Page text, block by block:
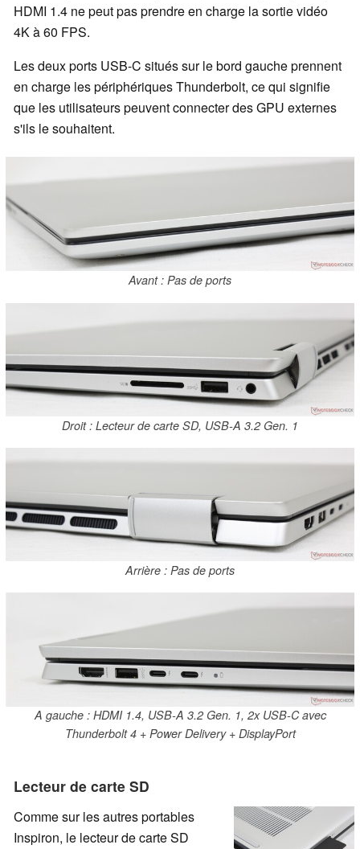
HDMI 1.4 ne peut pas prendre en charge la sortie vidéo
4K à 60 FPS.
Les deux ports USB-C situés sur le bord gauche prennent
en charge les périphériques Thunderbolt, ce qui signifie
que les utilisateurs peuvent connecter des GPU externes
s'ils le souhaitent.
Avant : Pas de ports
Droit : Lecteur de carte SD, USB-A 3.2 Gen. 1
Arrière : Pas de ports
A gauche : HDMI 1.4, USB-A 3.2 Gen. 1, 2x USB-C avec
Thunderbolt 4 + Power Delivery + DisplayPort
Lecteur de carte SD
Comme sur les autres portables
Inspiron, le lecteur de carte SD